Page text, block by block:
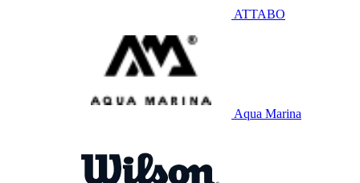
ATTABO
Aqua Marina